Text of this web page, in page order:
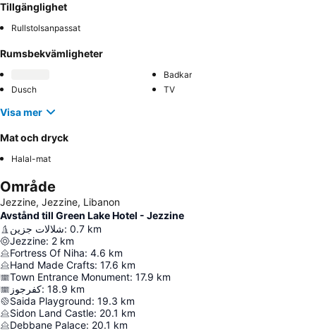
Tillgänglighet
Rullstolsanpassat
Rumsbekvämligheter
Badkar
Dusch
TV
Visa mer
Mat och dryck
Halal-mat
Område
Jezzine, Jezzine, Libanon
Avstånd till Green Lake Hotel - Jezzine
شلالات جزين: 0.7 km
Jezzine: 2 km
Fortress Of Niha: 4.6 km
Hand Made Crafts: 17.6 km
Town Entrance Monument: 17.9 km
كفرجوز: 18.9 km
Saida Playground: 19.3 km
Sidon Land Castle: 20.1 km
Debbane Palace: 20.1 km